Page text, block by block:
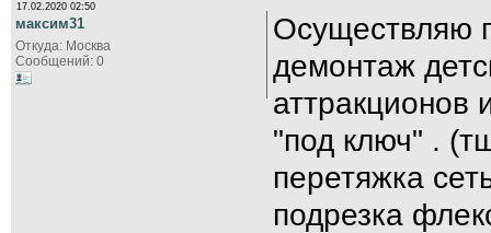
17.02.2020 02:50
максим31
Откуда: Москва
Сообщений: 0
Осуществляю
демонтаж
аттракционов
"под ключ" .
перетяжка
подрезка